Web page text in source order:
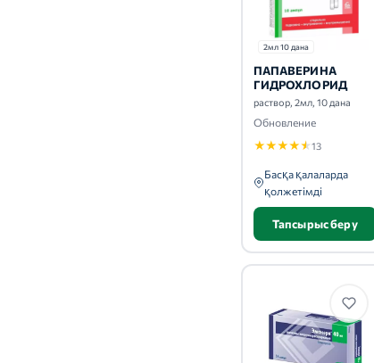
2мл 10 дана
ПАПАВЕРИНА
ГИДРОХЛОРИД
раствор, 2мл, 10 дана
Обновление
★★★★★13
Басқа қалаларда
қолжетімді
Тапсырыс беру